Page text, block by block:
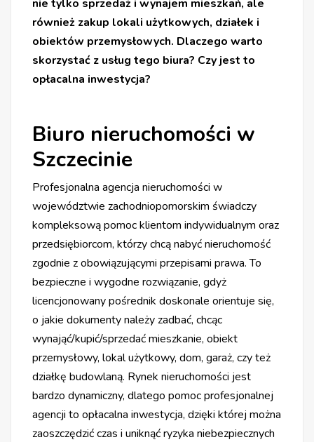
nie tylko sprzedaż i wynajem mieszkań, ale
również zakup lokali użytkowych, działek i
obiektów przemysłowych. Dlaczego warto
skorzystać z usług tego biura? Czy jest to
opłacalna inwestycja?
Biuro nieruchomości w
Szczecinie
Profesjonalna agencja nieruchomości w
województwie zachodniopomorskim świadczy
kompleksową pomoc klientom indywidualnym oraz
przedsiębiorcom, którzy chcą nabyć nieruchomość
zgodnie z obowiązującymi przepisami prawa. To
bezpieczne i wygodne rozwiązanie, gdyż
licencjonowany pośrednik doskonale orientuje się,
o jakie dokumenty należy zadbać, chcąc
wynająć/kupić/sprzedać mieszkanie, obiekt
przemysłowy, lokal użytkowy, dom, garaż, czy też
działkę budowlaną. Rynek nieruchomości jest
bardzo dynamiczny, dlatego pomoc profesjonalnej
agencji to opłacalna inwestycja, dzięki której można
zaoszczędzić czas i uniknąć ryzyka niebezpiecznych